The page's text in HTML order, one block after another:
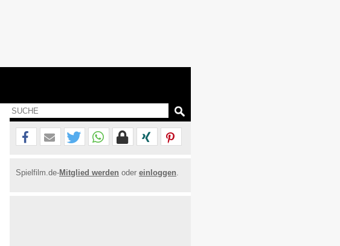
Spielfilm.de-Mitglied werden oder einloggen.